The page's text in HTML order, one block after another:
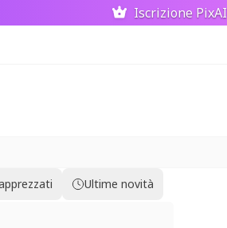
Iscrizione PixAI
Ultime novità